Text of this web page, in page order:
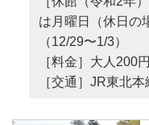
は月曜日（休日の
（12/29〜1/3）
［料金］大人200
［交通］JR東北